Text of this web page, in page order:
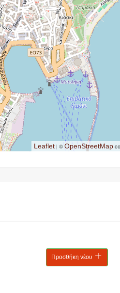
Leaflet| ©OpenStreetMap
Προσθήκη νέου